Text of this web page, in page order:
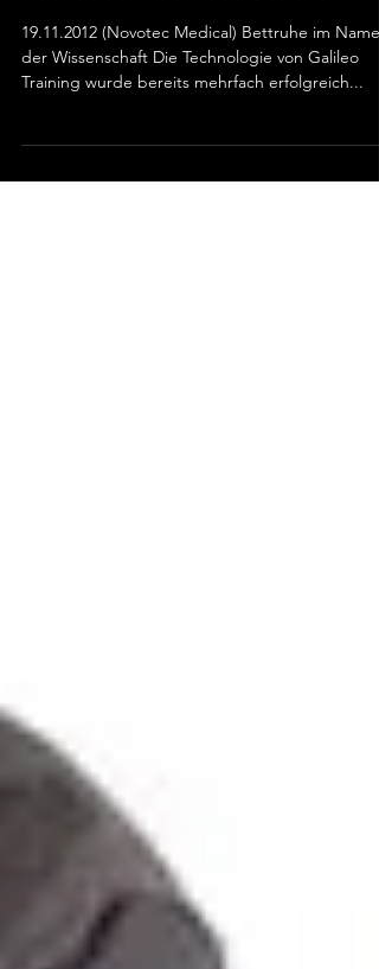
19.11.2012 (Novotec Medical) Bettruhe im Namen
der Wissenschaft Die Technologie von Galileo
Training wurde bereits mehrfach erfolgreich...